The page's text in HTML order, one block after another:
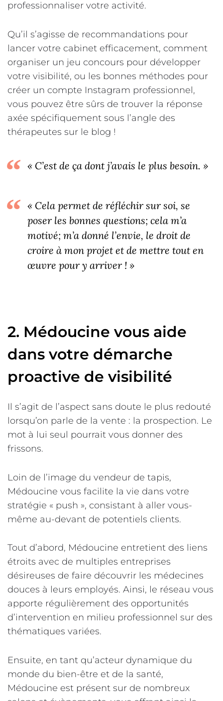
professionnaliser votre activité.
Qu’il s’agisse de recommandations pour
lancer votre cabinet efficacement, comment
organiser un jeu concours pour développer
votre visibilité, ou les bonnes méthodes pour
créer un compte Instagram professionnel,
vous pouvez être sûrs de trouver la réponse
axée spécifiquement sous l’angle des
thérapeutes sur le blog !
« C’est de ça dont j’avais le plus besoin. »
« Cela permet de réfléchir sur soi, se
poser les bonnes questions; cela m’a
motivé; m’a donné l’envie, le droit de
croire à mon projet et de mettre tout en
œuvre pour y arriver ! »
2. Médoucine vous aide
dans votre démarche
proactive de visibilité
Il s’agit de l’aspect sans doute le plus redouté
lorsqu’on parle de la vente : la prospection. Le
mot à lui seul pourrait vous donner des
frissons.
Loin de l’image du vendeur de tapis,
Médoucine vous facilite la vie dans votre
stratégie « push », consistant à aller vous-
même au-devant de potentiels clients.
Tout d’abord, Médoucine entretient des liens
étroits avec de multiples entreprises
désireuses de faire découvrir les médecines
douces à leurs employés. Ainsi, le réseau vous
apporte régulièrement des opportunités
d’intervention en milieu professionnel sur des
thématiques variées.
Ensuite, en tant qu’acteur dynamique du
monde du bien-être et de la santé,
Médoucine est présent sur de nombreux